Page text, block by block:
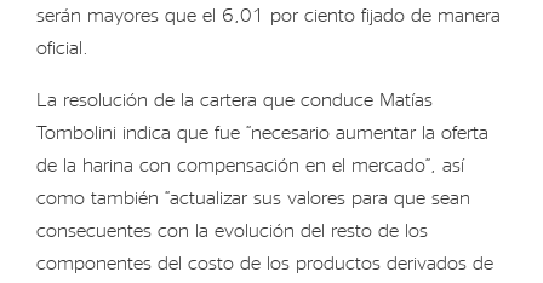
serán mayores que el 6,01 por ciento fijado de manera
oficial.
La resolución de la cartera que conduce Matías
Tombolini indica que fue “necesario aumentar la oferta
de la harina con compensación en el mercado”, así
como también “actualizar sus valores para que sean
consecuentes con la evolución del resto de los
componentes del costo de los productos derivados de